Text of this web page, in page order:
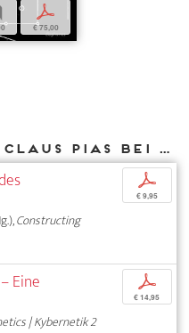
p
€ 75,00
Weitere Texte von Claus Pias bei DIAPHANES
Constructing
p
€ 9,95
Eine
| Kybernetik 2
p
€ 14,95